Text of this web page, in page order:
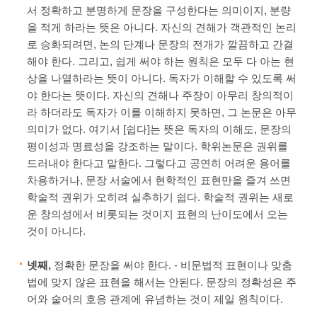
서 정확하고 분명하게 문장을 구성한다는 의미이지, 분량
을 적게 하라는 뜻은 아니다. 자신의 견해가 객관적인 논리
로 승화되려면, 논의 단계나 문장의 전개가 깔끔하고 간결
해야 한다. 그리고, 쉽게 써야 하는 원칙은 모두 다 아는 현
상을 나열하라는 뜻이 아니다. 독자가 이해할 수 있도록 써
야 한다는 뜻이다. 자신의 견해나 주장이 아무리 창의적이
라 하더라도 독자가 이를 이해하지 못하면, 그 논문은 아무
의미가 없다. 여기서 [쉽다]는 뜻은 독자의 이해도, 문장의
평이성과 명료성을 강조하는 말이다. 학위논문은 권위를
드러내야 한다고 말한다. 그렇다고 공연히 어려운 용어를
차용하거나, 문장 서술에서 현학적인 표현만을 즐겨 쓰면
학술적 권위가 오히려 실추하기 쉽다. 학술적 권위는 새로
운 창의성에서 비롯되는 것이지 표현의 난이도에서 오는
것이 아니다.
넷째, 정확한 문장을 써야 한다. - 비문법적 표현이나 맞춤
법에 맞지 않은 표현을 해서는 안된다. 문장의 정확성은 주
어와 술어의 호응 관계에 유념하는 것이 제일 원칙이다.